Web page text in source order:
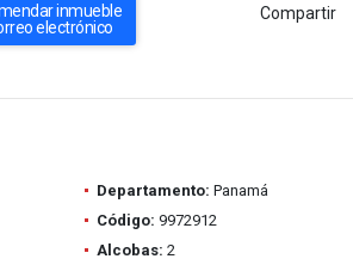
inmueble
electrónico
Compartir
Departamento: Panamá
Código: 9972912
Alcobas: 2